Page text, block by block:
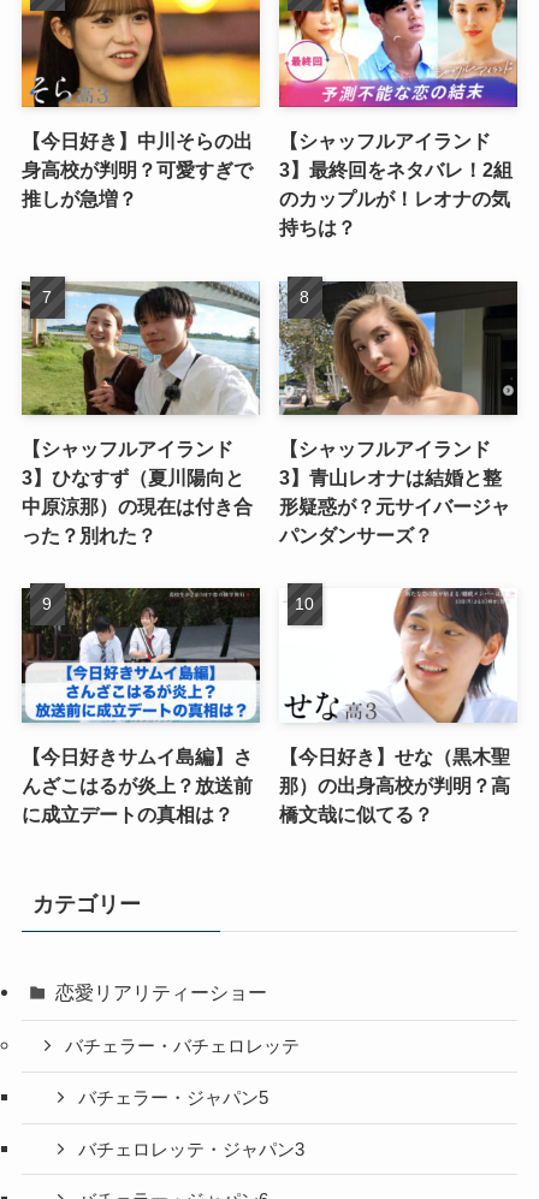
【今日好き】中川そらの出
身高校が判明？可愛すぎで
推しが急増？
【シャッフルアイランド
3】最終回をネタバレ！2組
のカップルが！レオナの気
持ちは？
【シャッフルアイランド
3】ひなすず（夏川陽向と
中原涼那）の現在は付き合
った？別れた？
【シャッフルアイランド
3】青山レオナは結婚と整
形疑惑が？元サイバージャ
パンダンサーズ？
【今日好きサムイ島編】さ
んざこはるが炎上？放送前
に成立デートの真相は？
【今日好き】せな（黒木聖
那）の出身高校が判明？高
橋文哉に似てる？
カテゴリー
恋愛リアリティーショー
バチェラー・バチェロレッテ
バチェラー・ジャパン5
バチェロレッテ・ジャパン3